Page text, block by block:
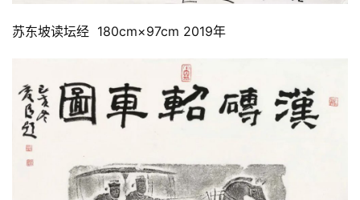
苏东坡读坛经 180cm×97cm 2019年